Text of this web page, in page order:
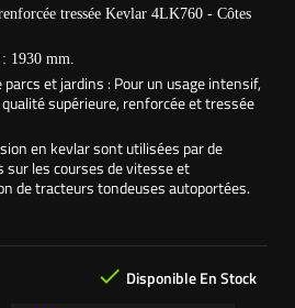
tressée Kevlar 4LK760 - Côtes
1930 mm.
et jardins : Pour un usage intensif,
supérieure, renforcée et tressée
en kevlar sont utilisées par de
sur les courses de vitesse et
de tracteurs tondeuses autoportées.
 Disponible En Stock